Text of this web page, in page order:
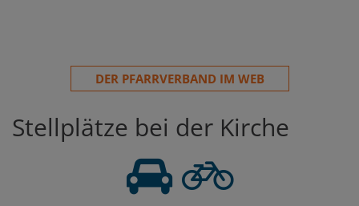
DER PFARRVERBAND IM WEB
Stellplätze bei der Kirche